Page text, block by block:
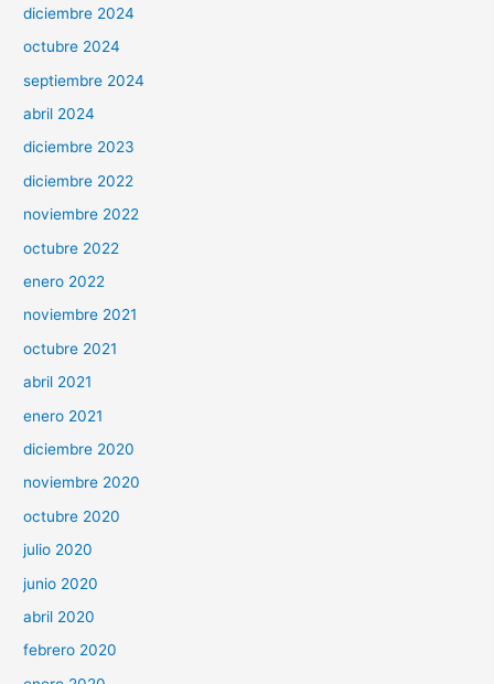
diciembre 2024
octubre 2024
septiembre 2024
abril 2024
diciembre 2023
diciembre 2022
noviembre 2022
octubre 2022
enero 2022
noviembre 2021
octubre 2021
abril 2021
enero 2021
diciembre 2020
noviembre 2020
octubre 2020
julio 2020
junio 2020
abril 2020
febrero 2020